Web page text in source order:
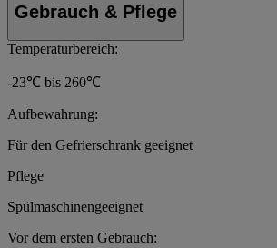
Gebrauch & Pflege
Temperaturbereich:
-23℃ bis 260℃
Aufbewahrung:
Für den Gefrierschrank geeignet
Pflege
Spülmaschinengeeignet
Vor dem ersten Gebrauch: